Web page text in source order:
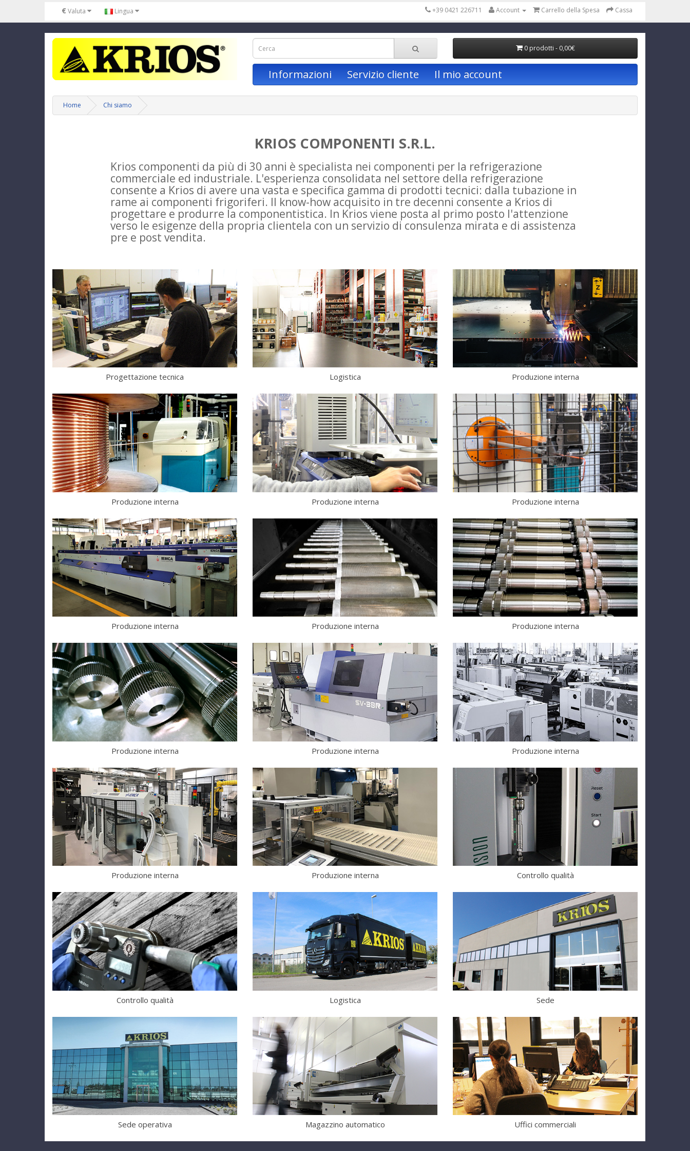
€ Valuta Lingua +39 0421 226711 Account Carrello della Spesa Cassa
0 prodotti - 0,00€
Informazioni Servizio cliente Il mio account
Home Chi siamo
KRIOS COMPONENTI S.R.L.
Krios componenti da più di 30 anni è specialista nei componenti per la refrigerazione
commerciale ed industriale. L'esperienza consolidata nel settore della refrigerazione
consente a Krios di avere una vasta e specifica gamma di prodotti tecnici: dalla tubazione in
rame ai componenti frigoriferi. Il know-how acquisito in tre decenni consente a Krios di
progettare e produrre la componentistica. In Krios viene posta al primo posto l'attenzione
verso le esigenze della propria clientela con un servizio di consulenza mirata e di assistenza
pre e post vendita.
Progettazione tecnica Logistica Produzione interna
Produzione interna Produzione interna Produzione interna
Produzione interna Produzione interna Produzione interna
Produzione interna Produzione interna Produzione interna
Produzione interna Produzione interna Controllo qualità
Controllo qualità Logistica Sede
Sede operativa Magazzino automatico Uffici commerciali